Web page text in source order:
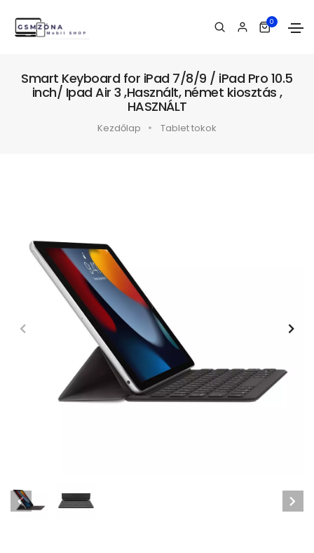
0
Smart Keyboard for iPad 7/8/9 / iPad Pro 10.5
inch/ Ipad Air 3 ,Használt, német kiosztás ,
HASZNÁLT
Kezdőlap Tablet tokok